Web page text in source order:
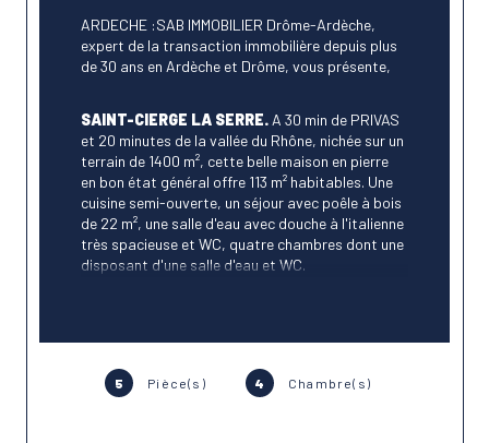
5 Pièce(s) 4 Chambre(s)
ARDECHE :SAB IMMOBILIER Drôme-Ardèche,
expert de la transaction immobilière depuis plus
de 30 ans en Ardèche et Drôme, vous présente,
SAINT-CIERGE LA SERRE. A 30 min de PRIVAS
et 20 minutes de la vallée du Rhône, nichée sur un
terrain de 1400 m², cette belle maison en pierre
en bon état général offre 113 m² habitables. Une
cuisine semi-ouverte, un séjour avec poêle à bois
de 22 m², une salle d'eau avec douche à l'italienne
très spacieuse et WC, quatre chambres dont une
disposant d'une salle d'eau et WC.
Piscine rectangulaire en bois en 6 x 3.
Assainissement non collectif. Possibilité de
raccordement à la fibre optique.